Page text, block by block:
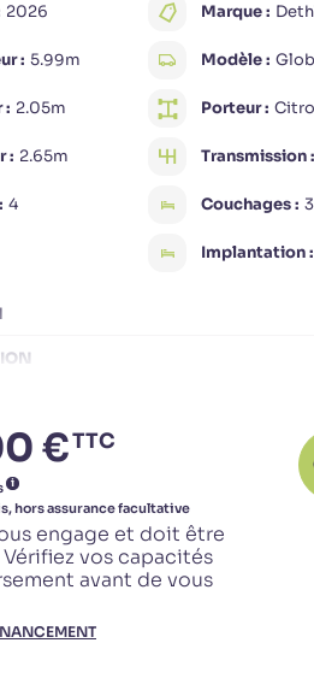
2026
: 5.99m
: 2.05m
: 2.65m
4
Marque :
Modèle :
Porteur :
Transmission :
Couchages : 3
Implantation :
€TTC
engage et doit être
vos capacités
avant de vous